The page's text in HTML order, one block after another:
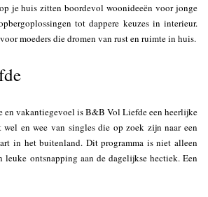
je huis zitten boordevol woonideeën voor jonge
tot dappere keuzes in interieur.
moeders die dromen van rust en ruimte in huis.
en vakantiegevoel is B&B Vol Liefde een heerlijke
en wee van singles die op zoek zijn naar een
in het buitenland. Dit programma is niet alleen
leuke ontsnapping aan de dagelijkse hectiek. Een